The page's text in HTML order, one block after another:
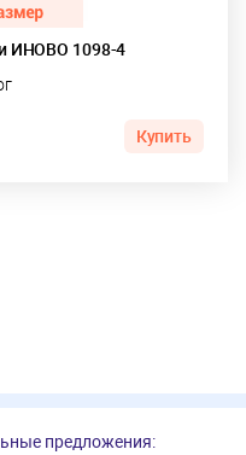
ИНОВО 1098-4
Купить
предложения: